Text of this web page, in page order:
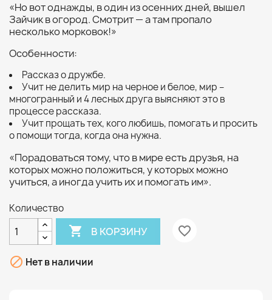
«Но вот однажды, в один из осенних дней, вышел
Зайчик в огород. Смотрит — а там пропало
несколько морковок!»
Особенности:
Рассказ о дружбе.
Учит не делить мир на черное и белое, мир –
многогранный и 4 лесных друга выясняют это в
процессе рассказа.
Учит прощать тех, кого любишь, помогать и просить
о помощи тогда, когда она нужна.
«Порадоваться тому, что в мире есть друзья, на
которых можно положиться, у которых можно
учиться, а иногда учить их и помогать им».
Количество
 В КОРЗИНУ favorite_border
 Нет в наличии